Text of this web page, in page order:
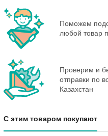
Поможем
любой товар
Проверим и
отправки по
Казахстан
С этим товаром покупают